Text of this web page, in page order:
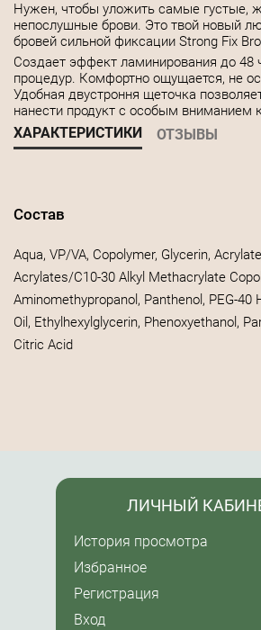
Нужен, чтобы уложить самые густые,
непослушные брови. Это твой новый
бровей сильной фиксации Strong Fix
Создает эффект ламинирования до 48
процедур. Комфортно ощущается, не
Удобная двустроння щеточка
нанести продукт с особым вниманием
ХАРАКТЕРИСТИКИ ОТЗЫВЫ
Состав
Aqua, VP/VA, Copolymer, Glycerin,
Acrylates/C10-30 Alkyl Methacrylate
Aminomethypropanol, Panthenol, PEG-40
Oil, Ethylhexylglycerin, Phenoxyethanol,
Citric Acid
ЛИЧНЫЙ
История просмотра
Избранное
Регистрация
Вход